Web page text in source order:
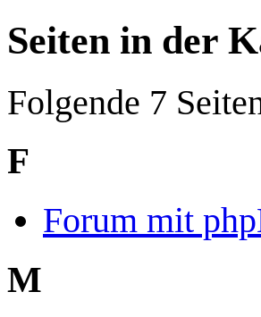
Seiten in der
Folgende 7
F
Forum mit
M